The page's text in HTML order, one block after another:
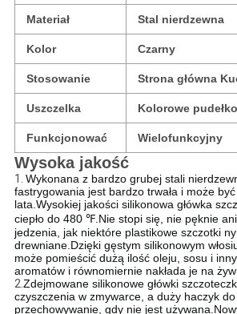
Materiał Stal nierdzewna
Kolor Czarny
Stosowanie Strona główna
Uszczelka Kolorowe pudełko
Funkcjonować Wielofunkcyjny
Wysoka jakość
1. Wykonana z bardzo grubej stali
fastrygowania jest bardzo trwała i może
lata.Wysokiej jakości silikonowa główka
ciepło do 480 ℉.Nie stopi się, nie pęknie
jedzenia, jak niektóre plastikowe szczotki
drewniane.Dzięki gęstym silikonowym
może pomieścić dużą ilość oleju, sosu i
aromatów i równomiernie nakłada je na
2.Zdejmowane silikonowe główki
czyszczenia w zmywarce, a duży haczyk
przechowywanie, gdy nie jest